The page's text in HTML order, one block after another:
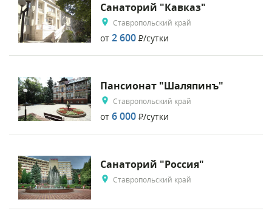
Санаторий "Кавказ"
Ставропольский край
от 2 600 Р/сутки
Пансионат "Шаляпинъ"
Ставропольский край
от 6 000 Р/сутки
Санаторий "Россия"
Ставропольский край